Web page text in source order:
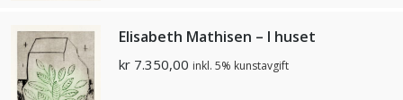
Elisabeth Mathisen – I huset
kr 7.350,00 inkl. 5% kunstavgift